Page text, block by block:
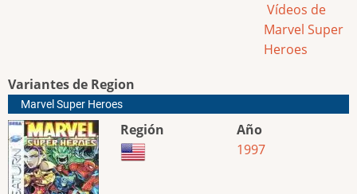
Vídeos de
Marvel Super
Heroes
Variantes de Region
Marvel Super Heroes
Región
Año
1997